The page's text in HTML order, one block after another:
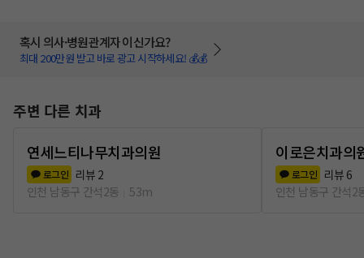
혹시 의사·병원관계자 이신가요?
최대 200만원 받고 바로 광고 시작하세요! 💰💰
주변 다른 치과
연세느티나무치과의원
로그인 리뷰 2
인천 남동구 간석2동
53m
이로은치과의
로그인 리뷰 6
인천 남동구 간석2